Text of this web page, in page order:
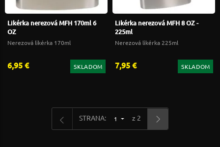
Likérka nerezová MFH 170ml 6
OZ
Nerezová likérka 170ml
6,95 € SKLADOM
Likérka nerezová MFH 8 OZ -
225ml
Nerezová likérka 225ml
7,95 € SKLADOM
STRANA: 1 z 2